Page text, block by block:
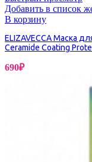
Добавить в список
В корзину
ELIZAVECCA Маска
Ceramide Coating
690₽